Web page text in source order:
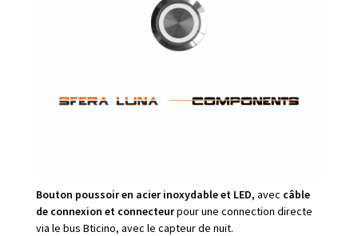
Bouton poussoir en acier inoxydable et LED, avec câble
de connexion et connecteurpour une connection directe
via le bus Bticino, avec le capteur de nuit.